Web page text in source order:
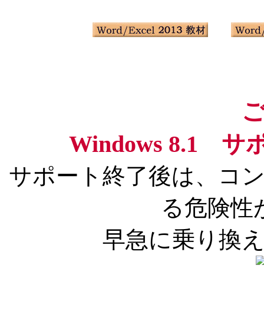
Windows 8.1 サ
サポート終了後は、コ
る危険性
早急に乗り換